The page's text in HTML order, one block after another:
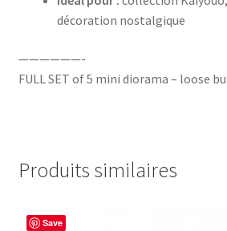
décoration nostalgique
——————-
FULL SET of 5 mini diorama – loose
Produits similaires
Save